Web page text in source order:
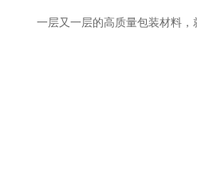
一层又一层的高质量包装材料，